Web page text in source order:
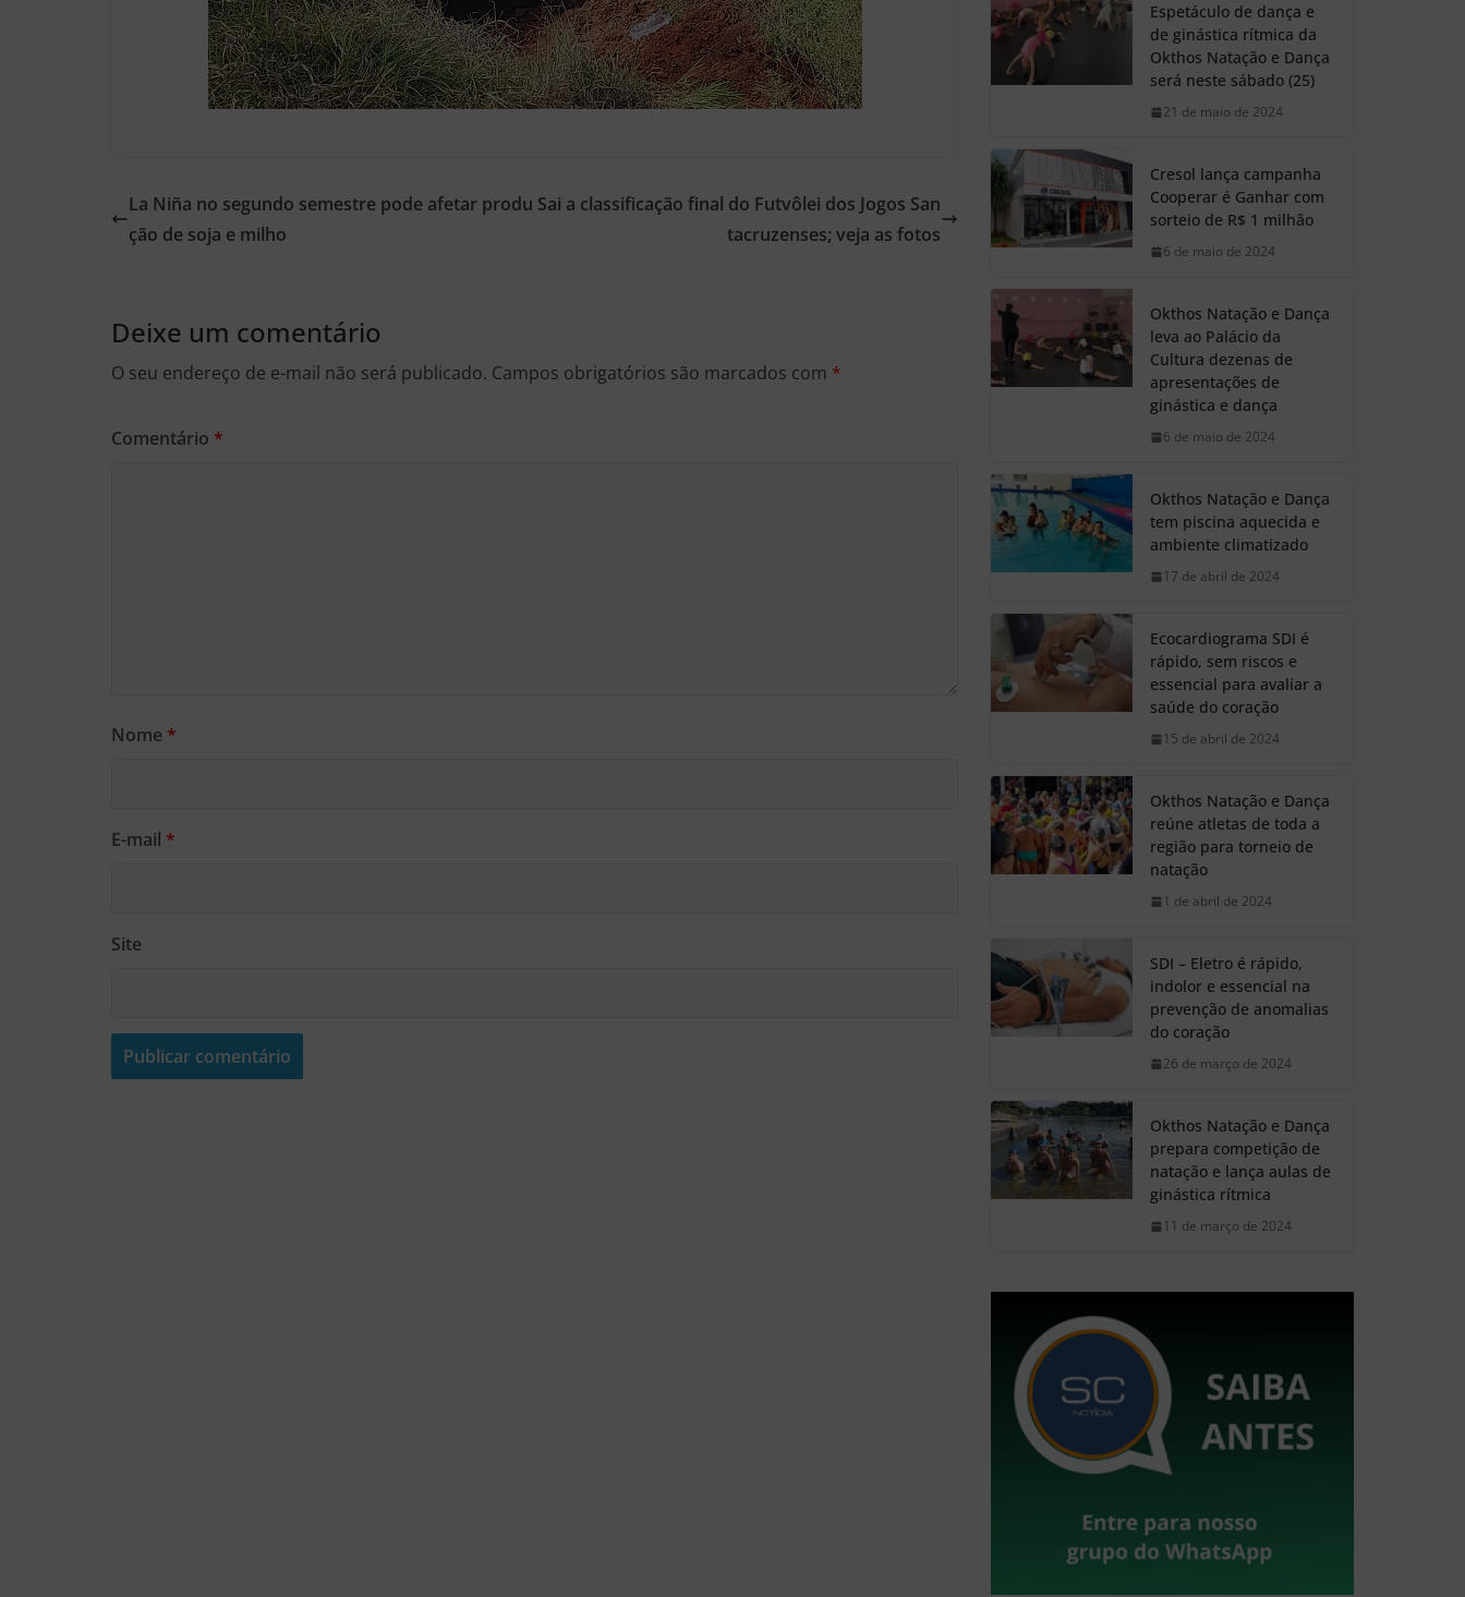
La Niña no segundo semestre pode afetar produ
ção de soja e milho
Sai a classificação final do Futvôlei dos Jogos San
tacruzenses; veja as fotos
Deixe um comentário
O seu endereço de e-mail não será publicado. Campos obrigatórios são marcados com *
Comentário *
Nome *
E-mail *
Site
Espetáculo de dança e
de ginástica rítmica da
Okthos Natação e Dança
será neste sábado (25)
21 de maio de 2024
Cresol lança campanha
Cooperar é Ganhar com
sorteio de R$ 1 milhão
6 de maio de 2024
Okthos Natação e Dança
leva ao Palácio da
Cultura dezenas de
apresentações de
ginástica e dança
6 de maio de 2024
Okthos Natação e Dança
tem piscina aquecida e
ambiente climatizado
17 de abril de 2024
Ecocardiograma SDI é
rápido, sem riscos e
essencial para avaliar a
saúde do coração
15 de abril de 2024
Okthos Natação e Dança
reúne atletas de toda a
região para torneio de
natação
1 de abril de 2024
SDI – Eletro é rápido,
indolor e essencial na
prevenção de anomalias
do coração
26 de março de 2024
Okthos Natação e Dança
prepara competição de
natação e lança aulas de
ginástica rítmica
11 de março de 2024